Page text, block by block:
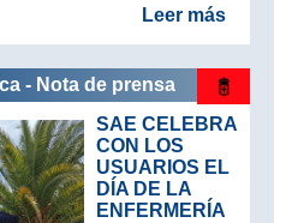
Leer más
- Nota de prensa
SAE CELEBRA
CON LOS
USUARIOS EL
DÍA DE LA
ENFERMERÍA